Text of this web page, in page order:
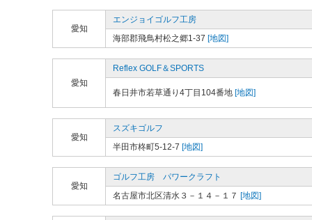
愛知
エンジョイゴルフ工房
海部郡飛鳥村松之郷1-37 [地図]
愛知
Reflex GOLF＆SPORTS
春日井市若草通り4丁目104番地 [地図]
愛知
スズキゴルフ
半田市柊町5-12-7 [地図]
愛知
ゴルフ工房 パワークラフト
名古屋市北区清水３－１４－１７ [地図]